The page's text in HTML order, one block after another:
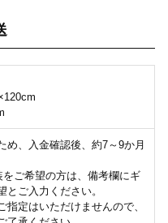
め、入金確認後、約7～9か月
ご希望の方は、備考欄にギ
とご入力ください。
指定はいただけませんので、